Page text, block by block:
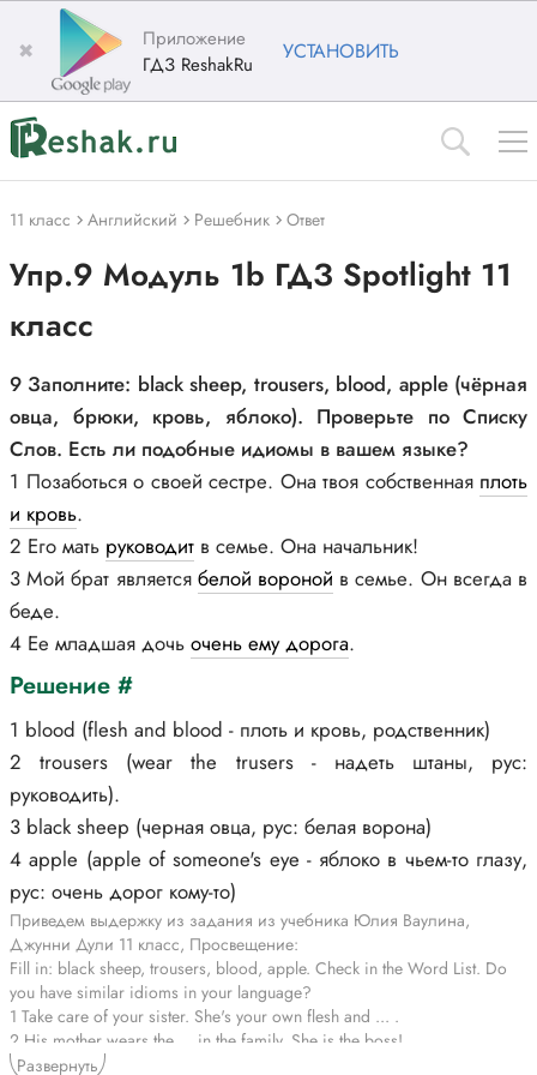
✖
Приложение
ГДЗ ReshakRu
УСТАНОВИТЬ
11 класс Английский Решебник Ответ
Упр.9 Модуль 1b ГДЗ Spotlight 11
класс
9 Заполните: black sheep, trousers, blood, apple (чёрная
овца, брюки, кровь, яблоко). Проверьте по Списку
Слов. Есть ли подобные идиомы в вашем языке?
1 Позаботься о своей сестре. Она твоя собственная плоть
и кровь.
2 Его мать руководит в семье. Она начальник!
3 Мой брат является белой вороной в семье. Он всегда в
беде.
4 Ее младшая дочь очень ему дорога.
Решение #
1 blood (flesh and blood - плоть и кровь, родственник)
2 trousers (wear the trusers - надеть штаны, рус:
руководить).
3 black sheep (черная овца, рус: белая ворона)
4 apple (apple of someone's eye - яблоко в чьем-то глазу,
рус: очень дорог кому-то)
Приведем выдержку из задания из учебника Юлия Ваулина,
Джунни Дули 11 класс, Просвещение:
Fill in: black sheep, trousers, blood, apple. Check in the Word List. Do
you have similar idioms in your language?
1 Take care of your sister. She's your own flesh and ... .
2 His mother wears the ... in the family. She is the boss!
3 My brother is the ... of the family. He's always in trouble.
Развернуть